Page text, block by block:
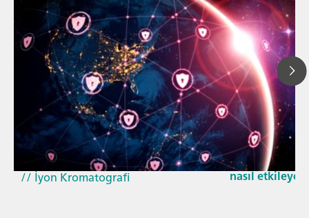
29 Nis 2026
Güncellenen
Cyber
nasıl
// Makale
// Yakın kızıl ötesi spektroskopisi
(NIRS)
// İyon Kromatografi